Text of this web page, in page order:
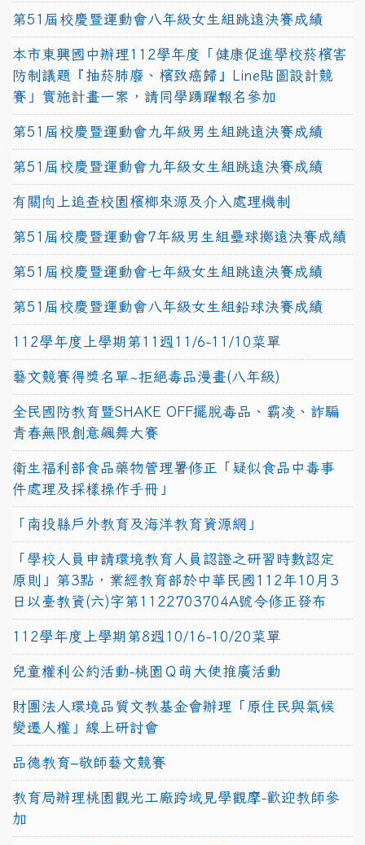
第51屆校慶暨運動會八年級女生組跳遠決賽成績
本市東興國中辦理112學年度「健康促進學校菸檳害
防制議題『抽菸肺廢、檳致癌歸』Line貼圖設計競
賽」實施計畫一案，請同學踴躍報名參加
第51屆校慶暨運動會九年級男生組跳遠決賽成績
第51屆校慶暨運動會九年級女生組跳遠決賽成績
有關向上追查校園檳榔來源及介入處理機制
第51屆校慶暨運動會7年級男生組壘球擲遠決賽成績
第51屆校慶暨運動會七年級女生組跳遠決賽成績
第51屆校慶暨運動會八年級女生組鉛球決賽成績
112學年度上學期第11週11/6-11/10菜單
藝文競賽得獎名單~拒絕毒品漫畫(八年級)
全民國防教育暨SHAKE OFF擺脫毒品、霸凌、詐騙
青春無限創意飆舞大賽
衛生福利部食品藥物管理署修正「疑似食品中毒事
件處理及採樣操作手冊」
「南投縣戶外教育及海洋教育資源網」
「學校人員申請環境教育人員認證之研習時數認定
原則」第3點，業經教育部於中華民國112年10月3
日以臺教資(六)字第1122703704A號令修正發布
112學年度上學期第8週10/16-10/20菜單
兒童權利公約活動-桃園Ｑ萌大使推廣活動
財團法人環境品質文教基金會辦理「原住民與氣候
變遷人權」線上研討會
品德教育–敬師藝文競賽
教育局辦理桃園觀光工廠跨域見學觀摩-歡迎教師參
加